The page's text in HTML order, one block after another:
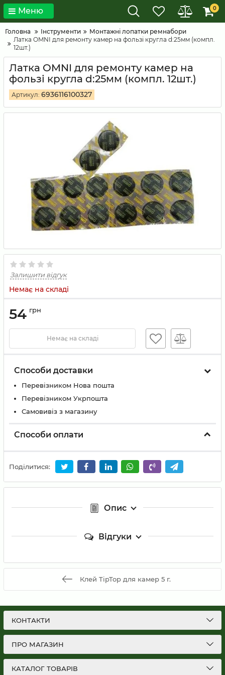
Меню 0
Головна Інструменти
Монтажні лопатки ремнабори
Латка OMNI для ремонту камер на фользі кругла d:25мм (компл.
12шт.)
Латка OMNI для ремонту камер на
фользі кругла d:25мм (компл. 12шт.)
Артикул: 6936116100327
Залишити відгук
Немає на складі
54 грн
Немає на складі
Способи доставки
Перевізником Нова пошта
Перевізником Укрпошта
Самовивіз з магазину
Способи оплати
Поділитися:
Опис
Відгуки
Клей TipTop для камер 5 г.
КОНТАКТИ
ПРО МАГАЗИН
КАТАЛОГ ТОВАРІВ